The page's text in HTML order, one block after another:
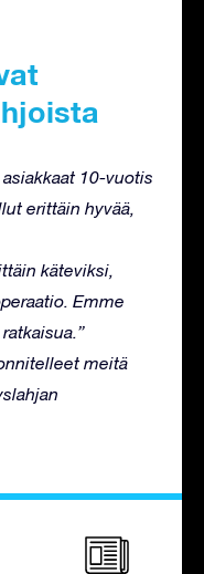
10-vuotis
erittäin hyvää,
käteviksi,
Emme
meitä